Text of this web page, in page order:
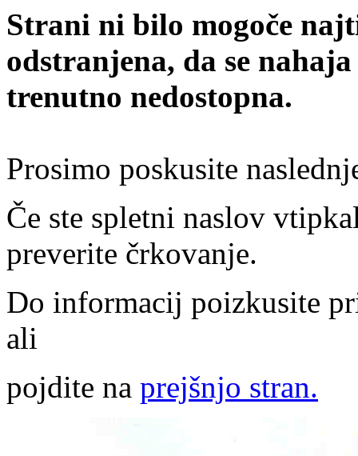
Strani ni bilo mogoče
odstranjena, da se
trenutno nedostopna.
Prosimo poskusite
Če ste spletni naslov
preverite črkovanje.
Do informacij poizkusite
ali
pojdite na prejšnjo stran.